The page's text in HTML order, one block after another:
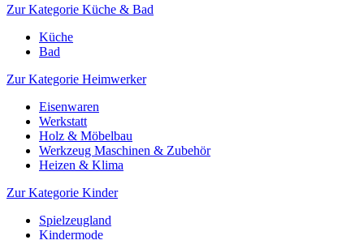
Zur Kategorie Küche & Bad
Küche
Bad
Zur Kategorie Heimwerker
Eisenwaren
Werkstatt
Holz & Möbelbau
Werkzeug Maschinen & Zubehör
Heizen & Klima
Zur Kategorie Kinder
Spielzeugland
Kindermode